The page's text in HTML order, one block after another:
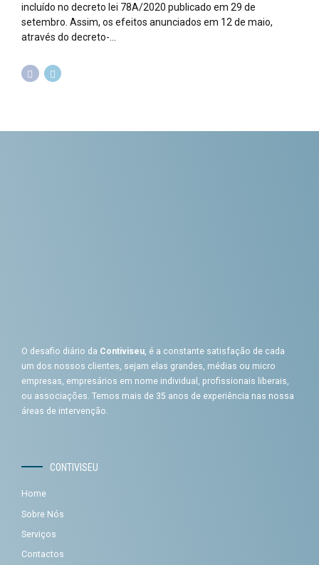
incluído no decreto lei 78A/2020 publicado em 29 de
setembro. Assim, os efeitos anunciados em 12 de maio,
através do decreto-...
O desafio diário da Contiviseu , é a constante satisfação de cada
um dos nossos clientes, sejam elas grandes, médias ou micro
empresas, empresários em nome individual, profissionais liberais,
ou associações. Temos mais de 35 anos de experiência nas nossa
áreas de intervenção.
CONTIVISEU
Home
Sobre Nós
Serviços
Contactos